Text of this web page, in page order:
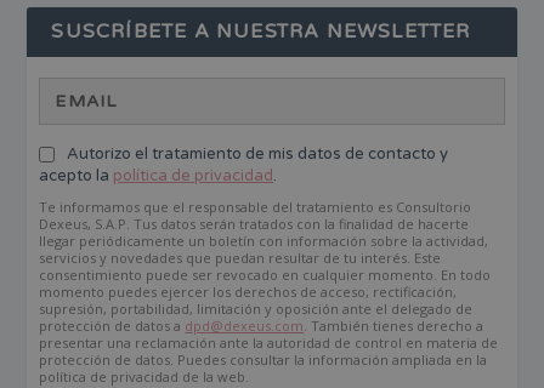
SUSCRÍBETE A NUESTRA NEWSLETTER
Autorizo el tratamiento de mis datos de contacto y
acepto la política de privacidad.
Te informamos que el responsable del tratamiento es Consultorio
Dexeus, S.A.P. Tus datos serán tratados con la finalidad de hacerte
llegar periódicamente un boletín con información sobre la actividad,
servicios y novedades que puedan resultar de tu interés. Este
consentimiento puede ser revocado en cualquier momento. En todo
momento puedes ejercer los derechos de acceso, rectificación,
supresión, portabilidad, limitación y oposición ante el delegado de
protección de datos a dpd@dexeus.com. También tienes derecho a
presentar una reclamación ante la autoridad de control en materia de
protección de datos. Puedes consultar la información ampliada en la
política de privacidad de la web.